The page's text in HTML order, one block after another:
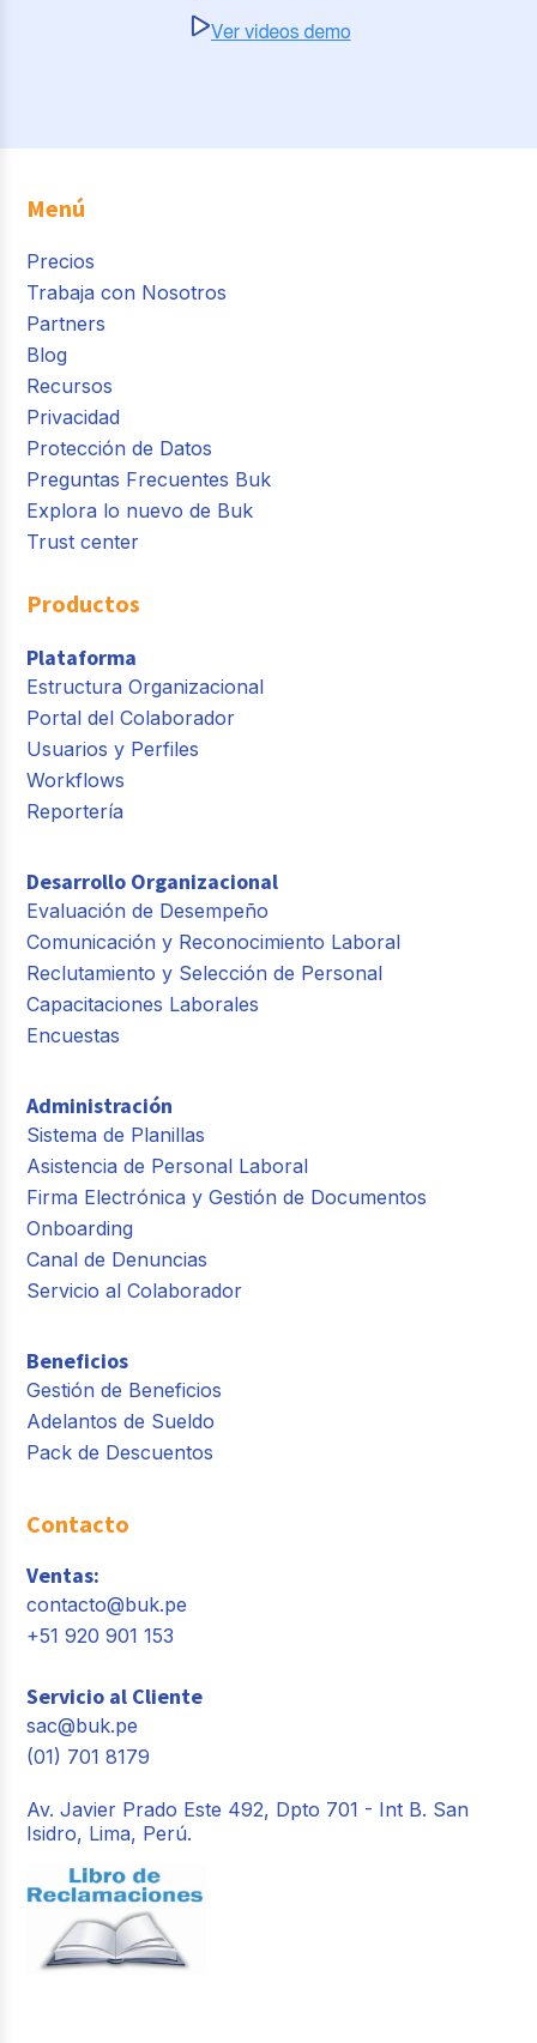
Menú
Precios
Trabaja con Nosotros
Partners
Blog
Recursos
Privacidad
Protección de Datos
Preguntas Frecuentes Buk
Explora lo nuevo de Buk
Trust center
Productos
Plataforma
Estructura Organizacional
Portal del Colaborador
Usuarios y Perfiles
Workflows
Reportería
Desarrollo Organizacional
Evaluación de Desempeño
Comunicación y Reconocimiento Laboral
Reclutamiento y Selección de Personal
Capacitaciones Laborales
Encuestas
Administración
Sistema de Planillas
Asistencia de Personal Laboral
Firma Electrónica y Gestión de Documentos
Onboarding
Canal de Denuncias
Servicio al Colaborador
Beneficios
Gestión de Beneficios
Adelantos de Sueldo
Pack de Descuentos
Contacto
Ventas:
contacto@buk.pe
+51 920 901 153
Servicio al Cliente
sac@buk.pe
(01) 701 8179
Av. Javier Prado Este 492, Dpto 701 - Int B. San
Isidro, Lima, Perú.